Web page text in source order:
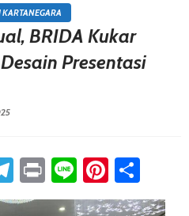
KARTANEGARA
BRIDA Kukar
Presentasi
Telegram
PrintLine